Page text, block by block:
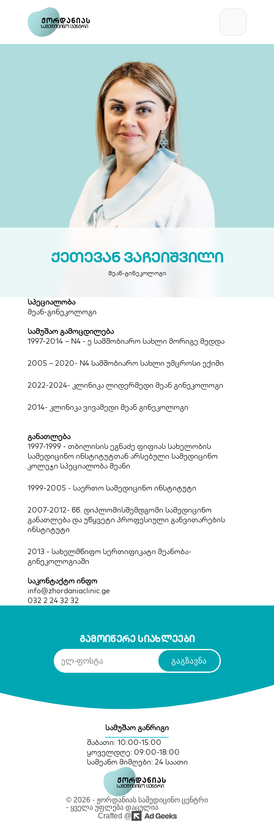
სამედიცინო ცენტრი
ჟორდანიას
ქეთევან ვაჩეიშვილი
მეან-გინეკოლოგი
სპეციალობა
მეან-გინეკოლოგი
სამუშაო გამოცდილება
1997-2014 – N4 - ე სამშობიარო სახლი მორიგე მედდა
2005 – 2020- N4 სამშობიარო სახლი უმცროსი ექიმი
2022-2024- კლინიკა ლიდერმედი მეან გინეკოლოგი
2014- კლინიკა ვივამედი მეან გინეკოლოგი
განათლება
1997-1999 - თბილისის ეგნაძე ფიფიას სახელობის
სამედიცინო ინსტიტუტთან არსებული სამედიცინო
კოლეჯი სპეციალობა მეანი
1999-2005 - საერთო სამედიცინო ინსტიტუტი
2007-2012- წწ. დიპლომისშემდგომი სამედიცინო
განათლება და უწყვეტი პროფესიული განვითარების
ინსტიტუტი
2013 - სახელმწიფო სერთიფიკატი მეანობა-
გინეკოლოგიაში
საკონტაქტო ინფო
info@zhordaniaclinic.ge
032 2 24 32 32
გამოიწერე სიახლეები
ჟორდანიას
სამედიცინო ცენტრი
© 2026 - ჟორდანიას სამედიცინო ცენტრი
- ყველა უფლება დაცულია
Crafted @
სამუშაო განრიგი
შაბათი: 10:00-15:00
ყოველდღე: 09:00-18:00
სამეანო მიმღები: 24 საათი